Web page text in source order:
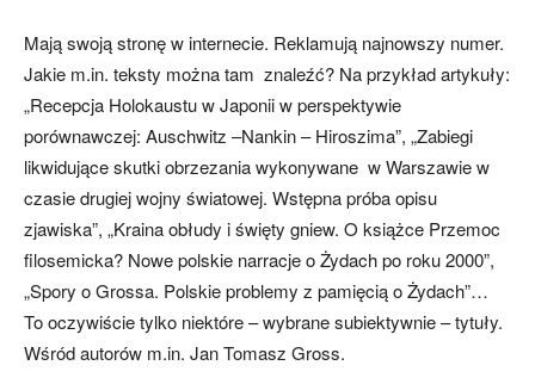
Mają swoją stronę w internecie. Reklamują najnowszy numer.
Jakie m.in. teksty można tam znaleźć? Na przykład artykuły:
„Recepcja Holokaustu w Japonii w perspektywie
porównawczej: Auschwitz –Nankin – Hiroszima”, „Zabiegi
likwidujące skutki obrzezania wykonywane w Warszawie w
czasie drugiej wojny światowej. Wstępna próba opisu
zjawiska”, „Kraina obłudy i święty gniew. O książce Przemoc
filosemicka? Nowe polskie narracje o Żydach po roku 2000”,
„Spory o Grossa. Polskie problemy z pamięcią o Żydach”…
To oczywiście tylko niektóre – wybrane subiektywnie – tytuły.
Wśród autorów m.in. Jan Tomasz Gross.